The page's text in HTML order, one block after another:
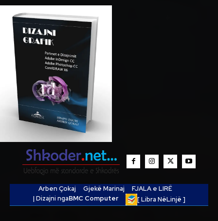
Arben Çokaj Gjekë Marinaj
FJALA e LIRË
| Dizajni ngaBMC Computer [ Libra NëLinjë ]